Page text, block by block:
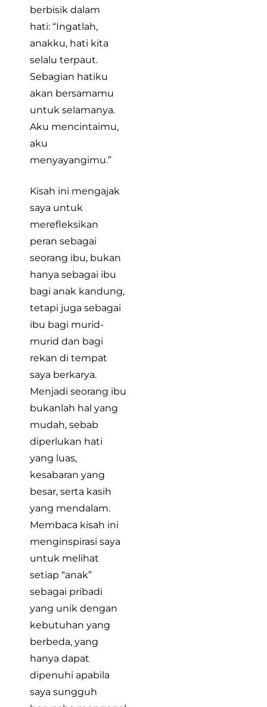
berbisik dalam
hati: “Ingatlah,
anakku, hati kita
selalu terpaut.
Sebagian hatiku
akan bersamamu
untuk selamanya.
Aku mencintaimu,
aku
menyayangimu.”
Kisah ini mengajak
saya untuk
merefleksikan
peran sebagai
seorang ibu, bukan
hanya sebagai ibu
bagi anak kandung,
tetapi juga sebagai
ibu bagi murid-
murid dan bagi
rekan di tempat
saya berkarya.
Menjadi seorang ibu
bukanlah hal yang
mudah, sebab
diperlukan hati
yang luas,
kesabaran yang
besar, serta kasih
yang mendalam.
Membaca kisah ini
menginspirasi saya
untuk melihat
setiap “anak”
sebagai pribadi
yang unik dengan
kebutuhan yang
berbeda, yang
hanya dapat
dipenuhi apabila
saya sungguh